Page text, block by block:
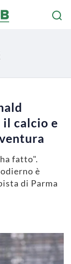
calcio e
fatto".
è
di Parma